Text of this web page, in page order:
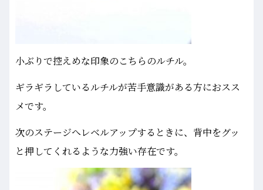
小ぶりで控えめな印象のこちらのルチル。
ギラギラしているルチルが苦手意識がある方におスス
メです。
次のステージへレベルアップするときに、背中をグッ
と押してくれるような力強い存在です。